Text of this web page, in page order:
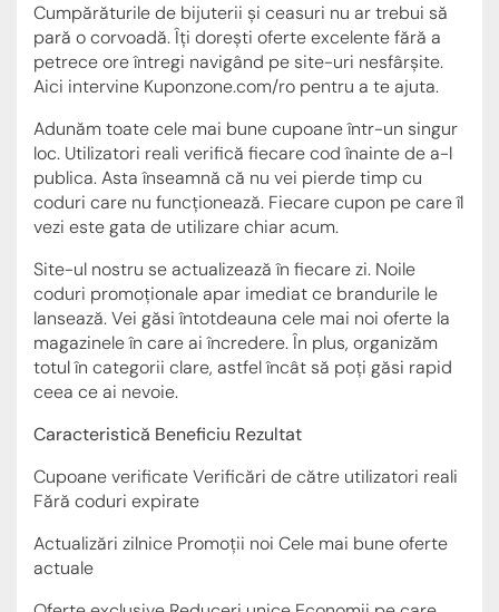
Cumpărăturile de bijuterii și ceasuri nu ar trebui să
pară o corvoadă. Îți dorești oferte excelente fără a
petrece ore întregi navigând pe site-uri nesfârșite.
Aici intervine Kuponzone.com/ro pentru a te ajuta.
Adunăm toate cele mai bune cupoane într-un singur
loc. Utilizatori reali verifică fiecare cod înainte de a-l
publica. Asta înseamnă că nu vei pierde timp cu
coduri care nu funcționează. Fiecare cupon pe care îl
vezi este gata de utilizare chiar acum.
Site-ul nostru se actualizează în fiecare zi. Noile
coduri promoționale apar imediat ce brandurile le
lansează. Vei găsi întotdeauna cele mai noi oferte la
magazinele în care ai încredere. În plus, organizăm
totul în categorii clare, astfel încât să poți găsi rapid
ceea ce ai nevoie.
Caracteristică Beneficiu Rezultat
Cupoane verificate Verificări de către utilizatori reali
Fără coduri expirate
Actualizări zilnice Promoții noi Cele mai bune oferte
actuale